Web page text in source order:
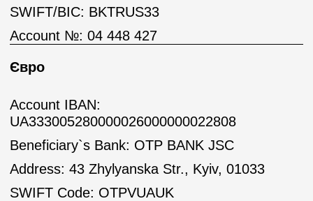
SWIFT/BIC: BKTRUS33
Account №: 04 448 427
Євро
Account IBAN:
UA333005280000026000000022808
Beneficiary`s Bank: OTP BANK JSC
Address: 43 Zhylyanska Str., Kyiv, 01033
SWIFT Code: OTPVUAUK